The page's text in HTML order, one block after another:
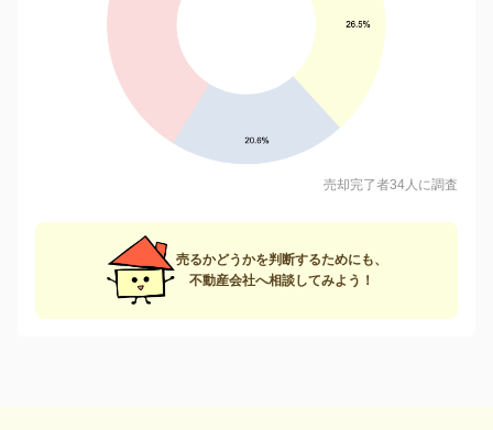
売却完了者34人に調査
売るかどうかを判断するためにも、
不動産会社へ相談してみよう！